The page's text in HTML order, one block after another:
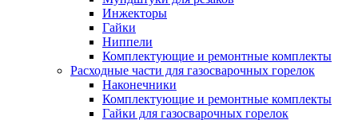
Инжекторы
Гайки
Ниппели
Комплектующие и ремонтные комплекты
Расходные части для газосварочных горелок
Наконечники
Комплектующие и ремонтные комплекты
Гайки для газосварочных горелок